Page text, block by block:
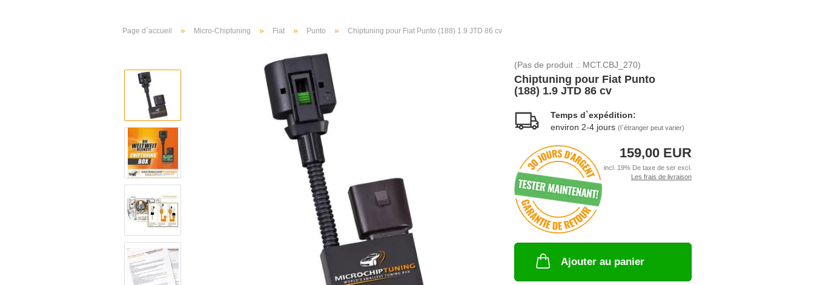
Page d`accueil » Micro-Chiptuning » Fiat » Punto » Chiptuning pour Fiat Punto (188) 1.9 JTD 86 cv
(Pas de produit .: MCT.CBJ_270)
Chiptuning pour Fiat Punto
(188) 1.9 JTD 86 cv
Temps d`expédition:
environ 2-4 jours (l`étranger peut varier)
159,00 EUR
incl. 19% De taxe de ser excl.
Les frais de livraison
Ajouter au panier